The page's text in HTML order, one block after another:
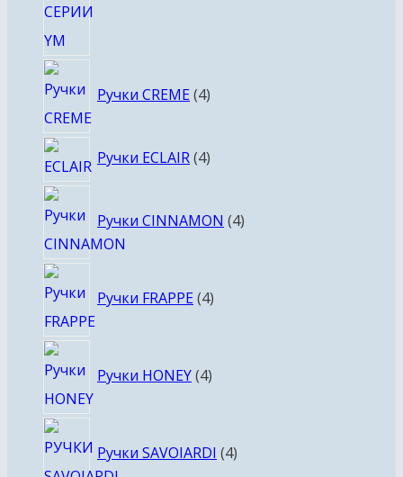
Ручки CREME 4товара
Ручки ECLAIR 44
Ручки CINNAMON 4товара
Ручки FRAPPE 4товара
Ручки HONEY 4товара
Ручки SAVOIARDI 4товара